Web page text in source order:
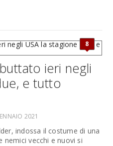
8
ieri negli
e tutto
2021
indossa il costume di una
vecchi e nuovi si